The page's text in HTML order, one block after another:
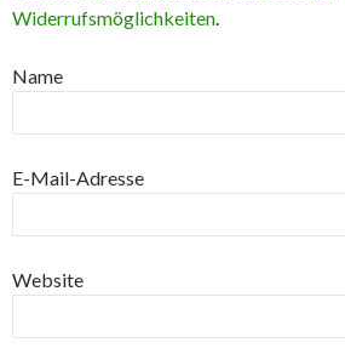
Widerrufsmöglichkeiten.
Name
E-Mail-Adresse
Website